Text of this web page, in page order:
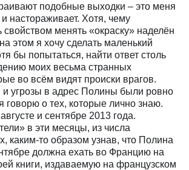
подобные выходки – это меня
настораживает. Хотя, чему
свойством менять «окраску» наделён
этом я хочу сделать маленький
бы попытаться, найти ответ столь
моих весьма странных
во всём видят происки врагов.
угрозы в адрес Полины были ровно
говорю о тех, которые лично знаю.
и сентябре 2013 года.
в эти месяцы, из числа
каким-то образом узнав, что Полина
должна ехать во Францию на
книги, издаваемую на французском